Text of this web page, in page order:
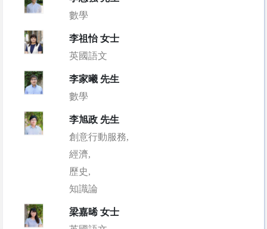
數學
李祖怡 女士
英國語文
李家曦 先生
數學
李旭政 先生
創意行動服務,
經濟,
歷史,
知識論
梁嘉晞 女士